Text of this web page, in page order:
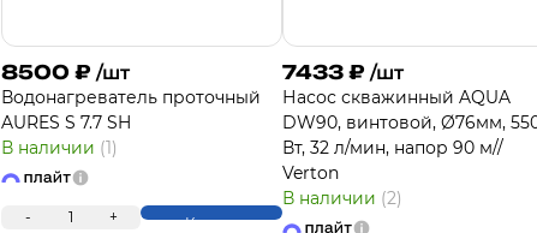
8500 ₽ /шт
Водонагреватель проточный
AURES S 7.7 SH
В наличии (1)
- 1 + Купить
7433 ₽ /шт
Насос скважинный AQUA
DW90, винтовой, Ø76мм,
Вт, 32 л/мин, напор 90 м//
Verton
В наличии (2)